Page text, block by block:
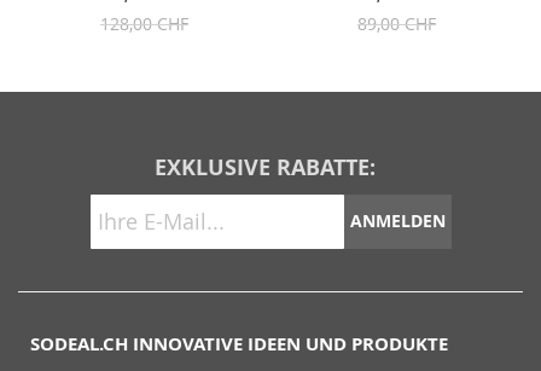
128,00 CHF
89,00 CHF
EXKLUSIVE RABATTE:
ANMELDEN
SODEAL.CH INNOVATIVE IDEEN UND PRODUKTE